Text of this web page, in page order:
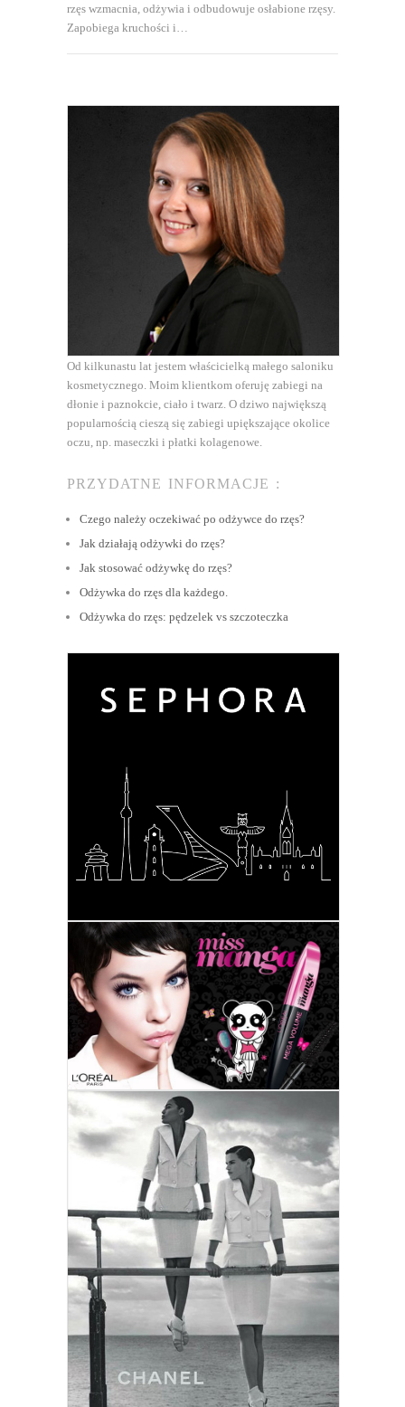
rzęs wzmacnia, odżywia i odbudowuje osłabione rzęsy.
Zapobiega kruchości i…
Od kilkunastu lat jestem właścicielką małego saloniku
kosmetycznego. Moim klientkom oferuję zabiegi na
dłonie i paznokcie, ciało i twarz. O dziwo największą
popularnością cieszą się zabiegi upiększające okolice
oczu, np. maseczki i płatki kolagenowe.
PRZYDATNE INFORMACJE :
Czego należy oczekiwać po odżywce do rzęs?
Jak działają odżywki do rzęs?
Jak stosować odżywkę do rzęs?
Odżywka do rzęs dla każdego.
Odżywka do rzęs: pędzelek vs szczoteczka